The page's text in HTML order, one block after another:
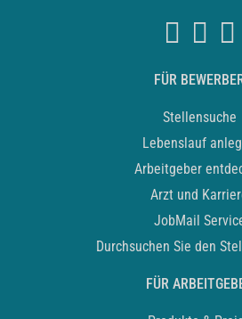
FÜR
Stellensuche
Lebenslauf
Arbeitgeber
Arzt und
JobMail
Durchsuchen Sie den
FÜR